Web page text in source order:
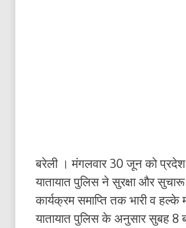
बरेली । मंगलवार 30 जून को
यातायात पुलिस ने सुरक्षा और सुचारू
कार्यक्रम समाप्ति तक भारी व
यातायात पुलिस के अनुसार सुबह 8